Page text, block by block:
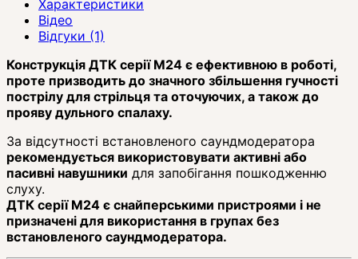
Характеристики
Відео
Відгуки (1)
Конструкція ДТК серії М24 є ефективною в роботі,
проте призводить до значного збільшення гучності
пострілу для стрільця та оточуючих, а також до
прояву дульного спалаху.
За відсутності встановленого саундмодератора
рекомендується використовувати активні або
пасивні навушники для запобігання пошкодженню
слуху.
ДТК серії М24 є снайперськими пристроями і не
призначені для використання в групах без
встановленого саундмодератора.